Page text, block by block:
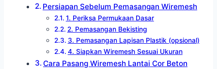
Persiapan Sebelum Pemasangan Wiremesh
1. Periksa Permukaan Dasar
2. Pemasangan Bekisting
3. Pemasangan Lapisan Plastik (opsional)
4. Siapkan Wiremesh Sesuai Ukuran
Cara Pasang Wiremesh Lantai Cor Beton